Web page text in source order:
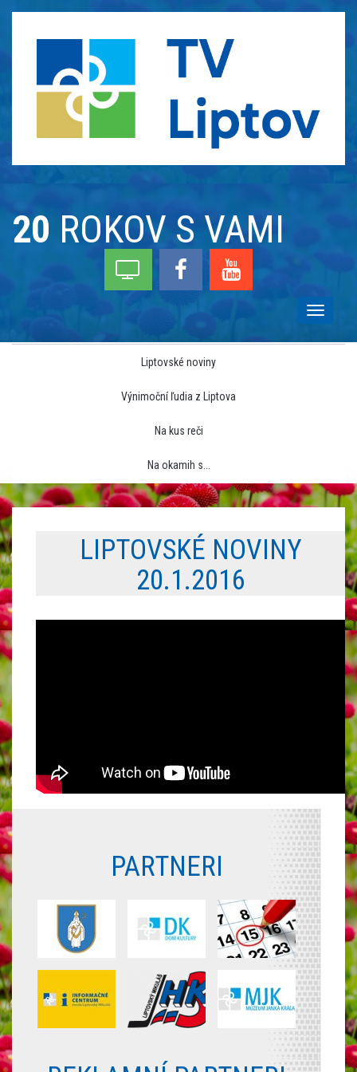
20 ROKOV S VAMI
Toggle
Liptovské noviny
Výnimoční ľudia z Liptova
Na kus reči
Na okamih s...
LIPTOVSKÉ NOVINY
20.1.2016
PARTNERI